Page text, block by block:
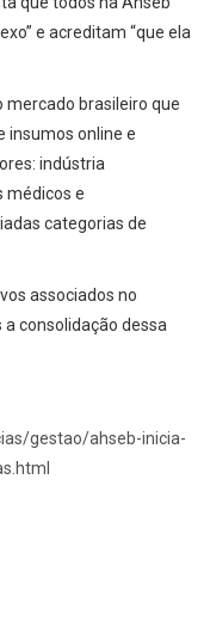
e acreditam “que ela
mercado brasileiro que
insumos online e
indústria
médicos e
categorias de
associados no
consolidação dessa
gestao/ahseb-inicia-